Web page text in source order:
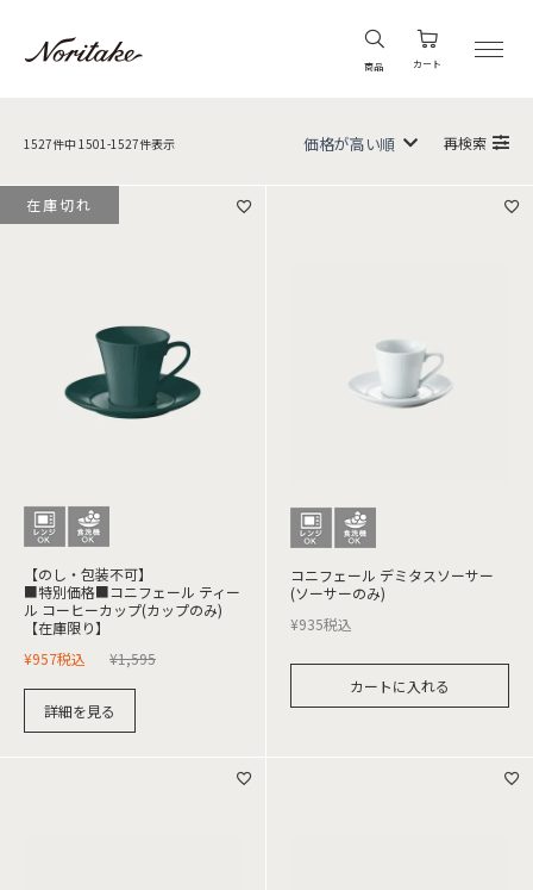
商品 カート
1527件中 1501 -1527件表示 再検索
【のし・包装不可】
■特別価格■コニフェール ティー
ル コーヒーカップ(カップのみ)
【在庫限り】
¥1,595
¥957税込
詳細を見る
在庫切れ
コニフェール デミタスソーサー
(ソーサーのみ)
¥935税込
カートに入れる